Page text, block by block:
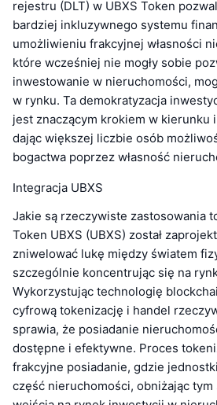
rejestru (DLT) w UBXS Token
bardziej inkluzywnego systemu
umożliwieniu frakcyjnej własności
które wcześniej nie mogły sobie
inwestowanie w nieruchomości,
w rynku. Ta demokratyzacja
jest znaczącym krokiem w kierunku
dając większej liczbie osób
bogactwa poprzez własność
Integracja UBXS
Jakie są rzeczywiste zastosowania
Token UBXS (UBXS) został
zniwelować lukę między światem
szczególnie koncentrując się na
Wykorzystując technologię
cyfrową tokenizację i handel
sprawia, że posiadanie
dostępne i efektywne. Proces
frakcyjne posiadanie, gdzie
część nieruchomości, obniżając tym